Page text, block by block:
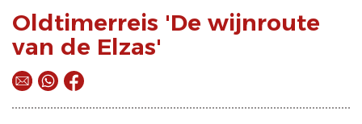
Oldtimerreis 'De wijnroute
van de Elzas'